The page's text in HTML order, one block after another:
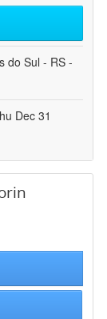
do Sul - RS -
Dec 31